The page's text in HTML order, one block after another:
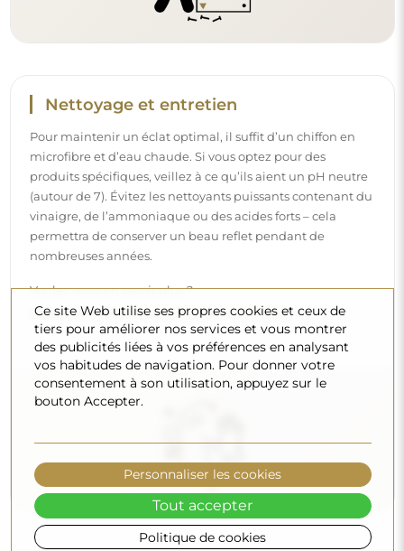
Nettoyage et entretien
Pour maintenir un éclat optimal, il suffit d’un chiffon en
microfibre et d’eau chaude. Si vous optez pour des
produits spécifiques, veillez à ce qu’ils aient un pH neutre
(autour de 7). Évitez les nettoyants puissants contenant du
vinaigre, de l’ammoniaque ou des acides forts – cela
permettra de conserver un beau reflet pendant de
nombreuses années.
Voulez-vous en savoir plus ?
Découvrez d’autres conseils sur notre blog.
Ce site Web utilise ses propres cookies et ceux de
tiers pour améliorer nos services et vous montrer
des publicités liées à vos préférences en analysant
vos habitudes de navigation. Pour donner votre
consentement à son utilisation, appuyez sur le
bouton Accepter.
Politique de cookies
Personnaliser les cookies
Tout accepter